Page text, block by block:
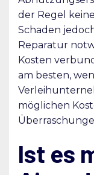
der Regel
Schaden
Reparatur
Kosten
am besten,
möglichen
Ist es